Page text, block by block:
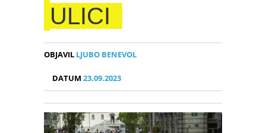
ULICI
OBJAVIL LJUBO BENEVOL
DATUM23.09.2023